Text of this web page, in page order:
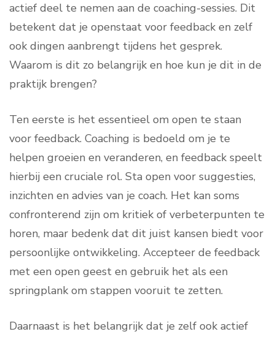
actief deel te nemen aan de coaching-sessies. Dit
betekent dat je openstaat voor feedback en zelf
ook dingen aanbrengt tijdens het gesprek.
Waarom is dit zo belangrijk en hoe kun je dit in de
praktijk brengen?
Ten eerste is het essentieel om open te staan
voor feedback. Coaching is bedoeld om je te
helpen groeien en veranderen, en feedback speelt
hierbij een cruciale rol. Sta open voor suggesties,
inzichten en advies van je coach. Het kan soms
confronterend zijn om kritiek of verbeterpunten te
horen, maar bedenk dat dit juist kansen biedt voor
persoonlijke ontwikkeling. Accepteer de feedback
met een open geest en gebruik het als een
springplank om stappen vooruit te zetten.
Daarnaast is het belangrijk dat je zelf ook actief